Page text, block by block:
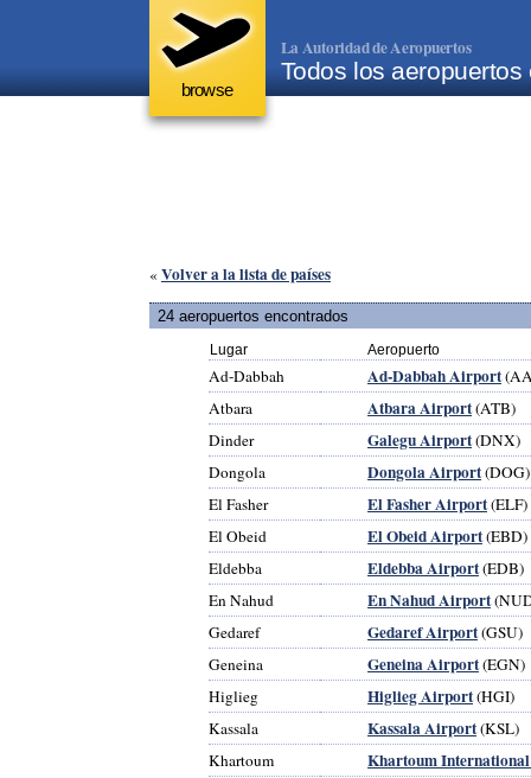
browse
La Autoridad de Aeropuertos
Todos los aeropuertos
« Volver a la lista de países
24 aeropuertos encontrados
Lugar Aeropuerto
Ad-Dabbah Ad-Dabbah Airport
Atbara
Atbara Airport(ATB)
Dinder
Galegu Airport(DNX)
Dongola
Dongola Airport(DOG)
El Fasher
El Fasher Airport(ELF)
El Obeid
El Obeid Airport(EBD)
Eldebba
Eldebba Airport(EDB)
En Nahud
En Nahud Airport
Gedaref
Gedaref Airport(GSU)
Geneina
Geneina Airport(EGN)
Higlieg
Higlieg Airport(HGI)
Kassala
Kassala Airport(KSL)
Khartoum
Khartoum